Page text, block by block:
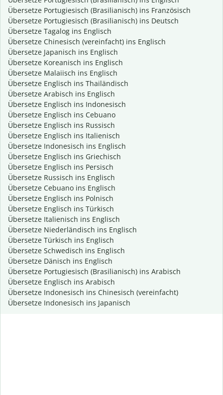
Übersetze Portugiesisch (Brasilianisch) ins Französisch
Übersetze Portugiesisch (Brasilianisch) ins Deutsch
Übersetze Tagalog ins Englisch
Übersetze Chinesisch (vereinfacht) ins Englisch
Übersetze Japanisch ins Englisch
Übersetze Koreanisch ins Englisch
Übersetze Malaiisch ins Englisch
Übersetze Englisch ins Thailändisch
Übersetze Arabisch ins Englisch
Übersetze Englisch ins Indonesisch
Übersetze Englisch ins Cebuano
Übersetze Englisch ins Russisch
Übersetze Englisch ins Italienisch
Übersetze Indonesisch ins Englisch
Übersetze Englisch ins Griechisch
Übersetze Englisch ins Persisch
Übersetze Russisch ins Englisch
Übersetze Cebuano ins Englisch
Übersetze Englisch ins Polnisch
Übersetze Englisch ins Türkisch
Übersetze Italienisch ins Englisch
Übersetze Niederländisch ins Englisch
Übersetze Türkisch ins Englisch
Übersetze Schwedisch ins Englisch
Übersetze Dänisch ins Englisch
Übersetze Portugiesisch (Brasilianisch) ins Arabisch
Übersetze Englisch ins Arabisch
Übersetze Indonesisch ins Chinesisch (vereinfacht)
Übersetze Indonesisch ins Japanisch